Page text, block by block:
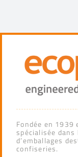
Fondée en 1939
spécialisée
d’emballages
confiseries.